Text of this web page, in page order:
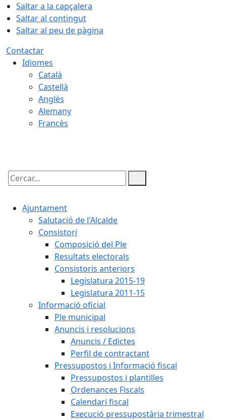
Saltar a la capçalera
Saltar al contingut
Saltar al peu de pàgina
Contactar
Idiomes
Català
Castellà
Anglès
Alemany
Francès
Cercar:
Ajuntament
Salutació de l'Alcalde
Consistori
Composició del Ple
Resultats electorals
Consistoris anteriors
Legislatura 2015-19
Legislatura 2011-15
Informació oficial
Ple municipal
Anuncis i resolucions
Anuncis / Edictes
Perfil de contractant
Pressupostos i Informació fiscal
Pressupostos i plantilles
Ordenances Fiscals
Calendari fiscal
Execució pressupostària trimestral